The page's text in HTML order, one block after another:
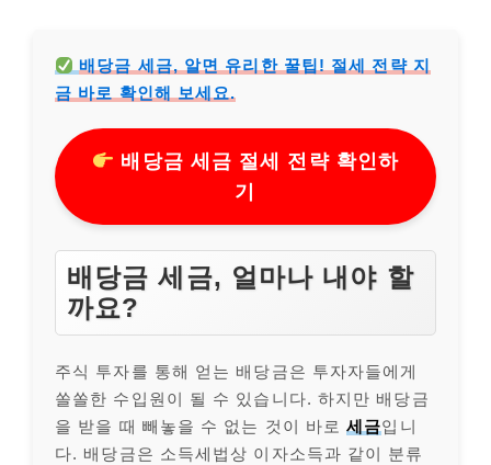
배당금 세금, 알면 유리한 꿀팁! 절세 전략 지
금 바로 확인해 보세요.
배당금 세금 절세 전략 확인하
기
배당금 세금, 얼마나 내야 할
까요?
주식 투자를 통해 얻는 배당금은 투자자들에게
쏠쏠한 수입원이 될 수 있습니다. 하지만 배당금
을 받을 때 빼놓을 수 없는 것이 바로세금입니
다. 배당금은 소득세법상 이자소득과 같이 분류